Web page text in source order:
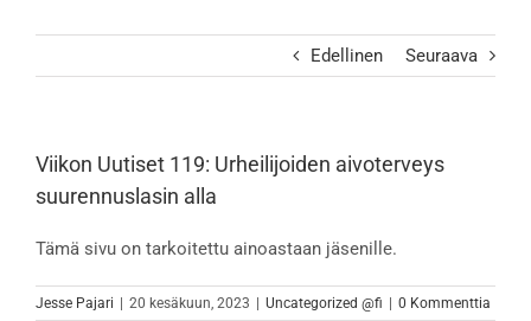
Edellinen Seuraava
Viikon Uutiset 119: Urheilijoiden aivoterveys
suurennuslasin alla
Tämä sivu on tarkoitettu ainoastaan jäsenille.
Jesse Pajari | 20 kesäkuun, 2023 | Uncategorized @fi | 0 Kommenttia